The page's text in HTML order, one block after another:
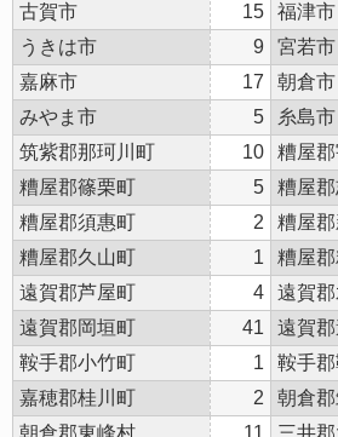
古賀市
15 福津市
うきは市
9 宮若市
嘉麻市
17 朝倉市
みやま市
5 糸島市
筑紫郡那珂川町
10 糟屋
糟屋郡篠栗町
5 糟屋
糟屋郡須惠町
2 糟屋
糟屋郡久山町
1 糟屋
遠賀郡芦屋町
4 遠賀
遠賀郡岡垣町
41 遠賀
鞍手郡小竹町
1 鞍手
嘉穂郡桂川町
2 朝倉
朝倉郡東峰村
11 三井